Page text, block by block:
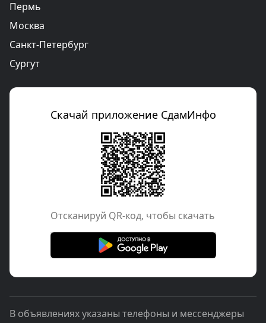
Пермь
Москва
Санкт-Петербург
Сургут
Скачай приложение СдамИнфо
Отcканируй QR-код, чтобы скачать
В объявлениях указаны телефоны и мессенджеры